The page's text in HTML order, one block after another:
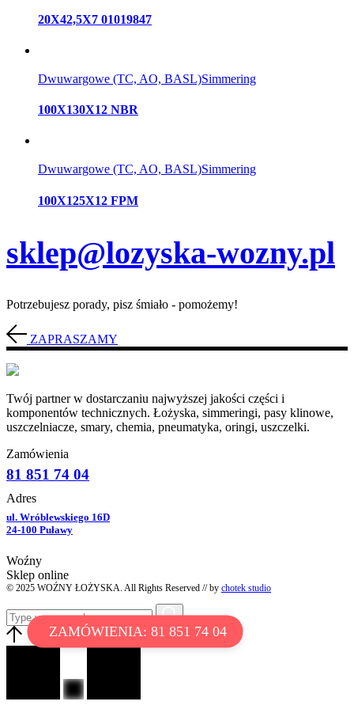
ZAMÓWIENIA: 81 851 74 04
20X42,5X7 01019847
Dwuwargowe (TC, AO, BASL)Simmering
100X130X12 NBR
Dwuwargowe (TC, AO, BASL)Simmering
100X125X12 FPM
sklep@lozyska-wozny.pl
Potrzebujesz porady, pisz śmiało - pomożemy!
ZAPRASZAMY
Twój partner w dostarczaniu najwyższej jakości części i
komponentów technicznych. Łożyska, simmeringi, pasy klinowe,
uszczelniacze, smary, chemia, pneumatyka, oringi, uszczelki.
Zamówienia
81 851 74 04
Adres
ul. Wróblewskiego 16D
24-100 Puławy
Woźny
Sklep online
© 2025 WOŹNY ŁOŻYSKA. All Rights Reserved // by chotek studio